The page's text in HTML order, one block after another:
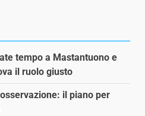
tempo a Mastantuono e
il ruolo giusto
il piano per